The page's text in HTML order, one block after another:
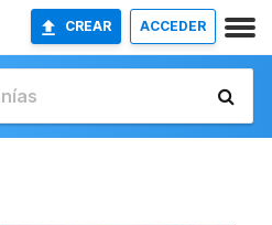
CREAR ACCEDER